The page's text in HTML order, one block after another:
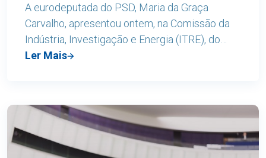
A eurodeputada do PSD, Maria da Graça
Carvalho, apresentou ontem, na Comissão da
Indústria, Investigação e Energia (ITRE), do
Parlamento Europeu, o seu relatório sobre o
(REMIT), bem como as emendas que
introduziu, enquanto negociadora em nome do
Partido Popular Europeu (relatora-sombra) , ao
relatório sobre a Reforma do Desenho do
Ler Mais